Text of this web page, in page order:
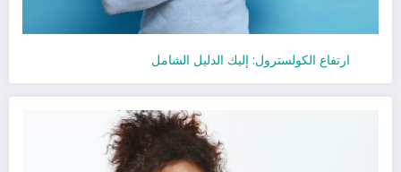
ارتفاع الكولسترول: إليك الدليل الشامل